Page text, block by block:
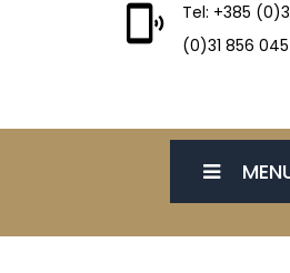
Tel: +385
(0)31 856 045